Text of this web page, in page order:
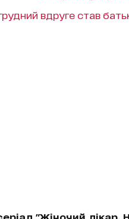
вдруге став
"Жіночий